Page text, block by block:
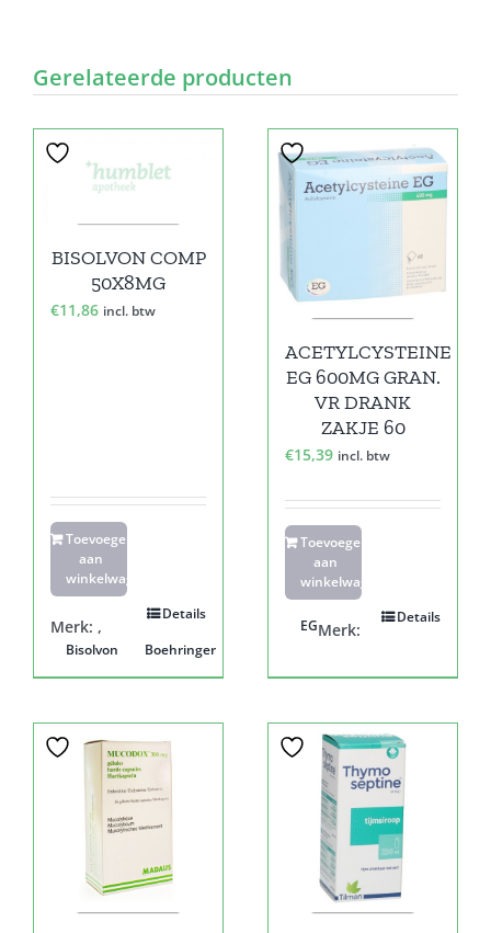
Gerelateerde producten
BISOLVON COMP
50X8MG
€11,86 incl. btw
Toevoegen
aan
winkelwagen
Details
Merk:
Bisolvon
,
Boehringer
ACETYLCYSTEINE
EG 600MG GRAN.
VR DRANK
ZAKJE 60
€15,39 incl. btw
Toevoegen
aan
winkelwagen
Details
Merk:
EG